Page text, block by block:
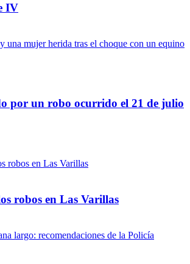
IV
por un robo ocurrido el 21 de julio
robos en Las Varillas